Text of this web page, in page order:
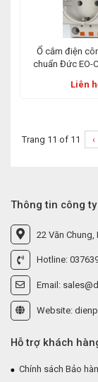
Ổ cắm điện
chuẩn Đức EO-
Liên
Trang 11 of 11 ‹
Thông tin công ty
22 Văn Chung,
Hotline:
Email:
Website:
Hỗ trợ khách
Chính sách Bảo